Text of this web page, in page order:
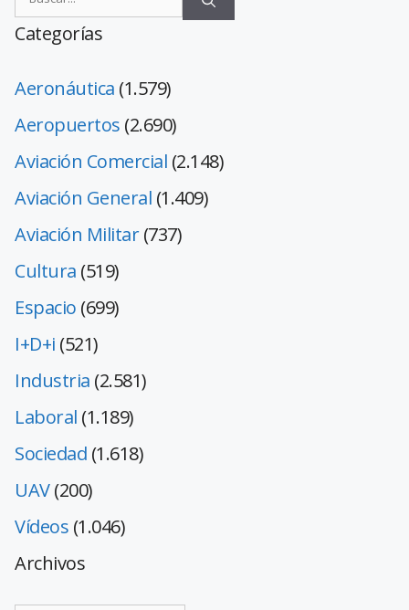
Categorías
Aeronáutica (1.579)
Aeropuertos (2.690)
Aviación Comercial (2.148)
Aviación General (1.409)
Aviación Militar(737)
Cultura (519)
Espacio (699)
I+D+i (521)
Industria (2.581)
Laboral (1.189)
Sociedad (1.618)
UAV(200)
Vídeos (1.046)
Archivos